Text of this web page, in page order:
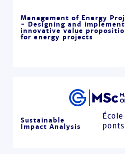
Management of Energy
- Designing and
innovative value
for energy projects
Sustainable
Impact Analysis